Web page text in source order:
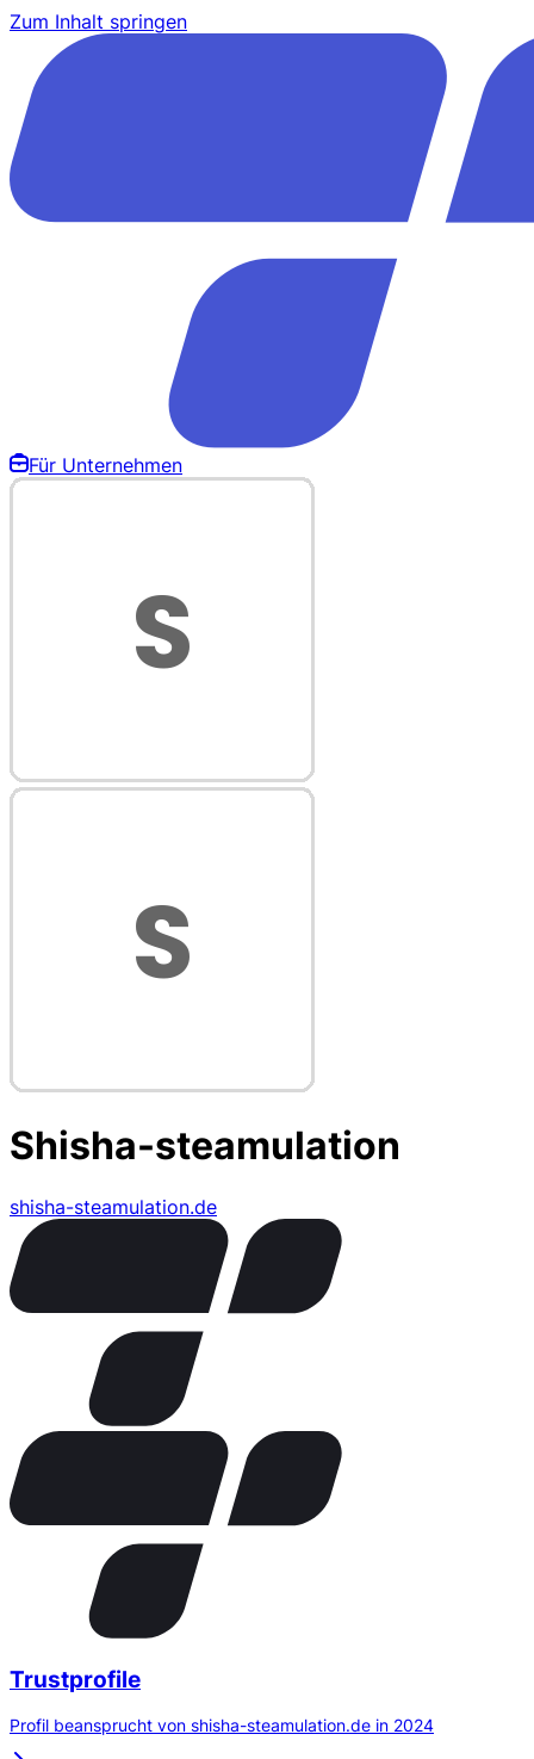
Zum Inhalt springen
Für Unternehmen
Shisha-steamulation
shisha-steamulation.de
Trustprofile
Profil beansprucht von shisha-steamulation.de in 2024